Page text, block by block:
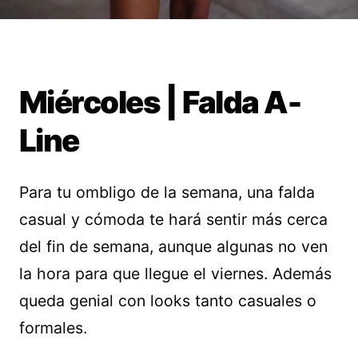
Miércoles | Falda A-
Line
Para tu ombligo de la semana, una falda
casual y cómoda te hará sentir más cerca
del fin de semana, aunque algunas no ven
la hora para que llegue el viernes. Además
queda genial con looks tanto casuales o
formales.